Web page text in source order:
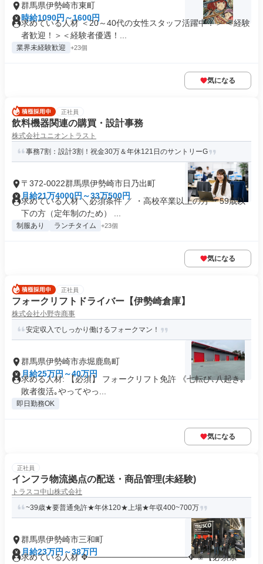
群馬県伊勢崎市東町
時給1090円～1600円
求めている人材 ＜20～40代の女性スタッフ活躍中！＞ ＜経験
者歓迎！＞＜経験者優遇！...
業界未経験歓迎 +23個
気になる
正社員
飲料機器関連の購買・設計事務
株式会社ユニオントラスト
事務7割：設計3割！祝金30万＆年休121日のサントリーG
〒372-0022群馬県伊勢崎市日乃出町
月給21万4000円～33万500円
求めている人材 ＼必須条件 ／ ・高校卒業以上の方 ・59歳以
下の方（定年制のため） ...
制服あり ランチタイム +23個
気になる
正社員
フォークリフトドライバー【伊勢崎倉庫】
株式会社小野寺商事
安定収入でしっかり働けるフォークマン！
群馬県伊勢崎市赤堀鹿島町
月給25万円～40万円
求める人材: 【必須】 フォークリフト免許 《七転び､八起き｡
敗者復活｡やってやっ...
即日勤務OK
気になる
正社員
インフラ物流拠点の配送・商品管理(未経験)
トラスコ中山株式会社
~39歳★要普通免許★年休120★上場★年収400~700万
群馬県伊勢崎市三和町
月給23万円～38万円
求めている人材 ✥─────────────────✥ ✬【必須条